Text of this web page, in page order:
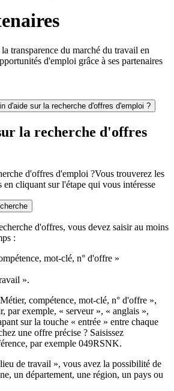
transparence du marché du travail en
d'emploi grâce à ses partenaires
d'aide sur la recherche d'offres d'emploi ?
la recherche d'offres
d'offres d'emploi ?Vous trouverez les
en cliquant sur l'étape qui vous intéresse
d'offres, vous devez saisir au moins
:
mot-clé, n° d'offre »
».
compétence, mot-clé, n° d'offre »,
par exemple, « serveur », « anglais »,
sur la touche « entrée » entre chaque
une offre précise ? Saisissez
par exemple 049RSNK.
de travail », vous avez la possibilité de
un département, une région, un pays ou